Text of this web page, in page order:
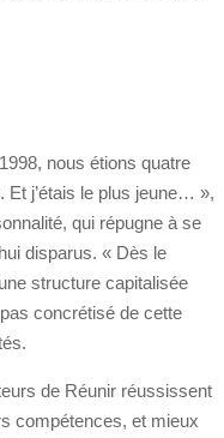
nous étions quatre
Et j’étais le plus jeune… »,
qui répugne à se
disparus. « Dès le
structure capitalisée
concrétisé de cette
de Réunir réussissent
compétences, et mieux